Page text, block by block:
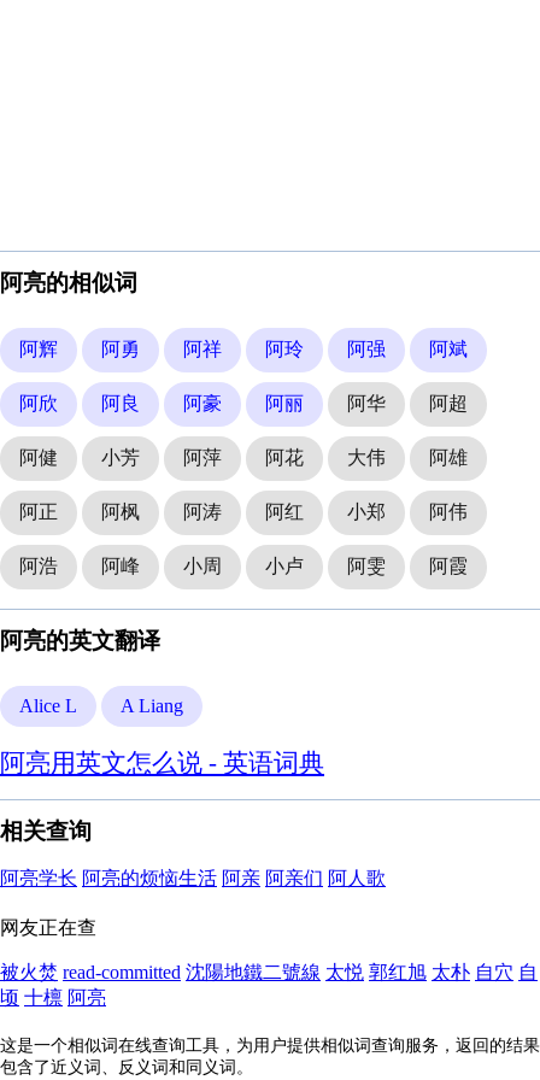
阿亮的相似词
阿辉 阿勇 阿祥 阿玲 阿强 阿斌
阿欣 阿良 阿豪 阿丽 阿华 阿超
阿健 小芳 阿萍 阿花 大伟 阿雄
阿正 阿枫 阿涛 阿红 小郑 阿伟
阿浩 阿峰 小周 小卢 阿雯 阿霞
阿亮的英文翻译
Alice L A Liang
阿亮用英文怎么说 - 英语词典
相关查询
阿亮学长 阿亮的烦恼生活 阿亲 阿亲们 阿人歌
网友正在查
被火焚 read-committed 沈陽地鐵二號線 太悦 郭红旭 太朴 自穴 自
顷 十檩 阿亮
这是一个相似词在线查询工具，为用户提供相似词查询服务，返回的结果
包含了近义词、反义词和同义词。